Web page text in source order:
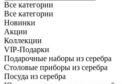
Все категории
Все категории
Новинки
Акции
Коллекции
VIP-Подарки
Подарочные наборы из серебра
Столовые приборы из серебра
Посуда из серебра